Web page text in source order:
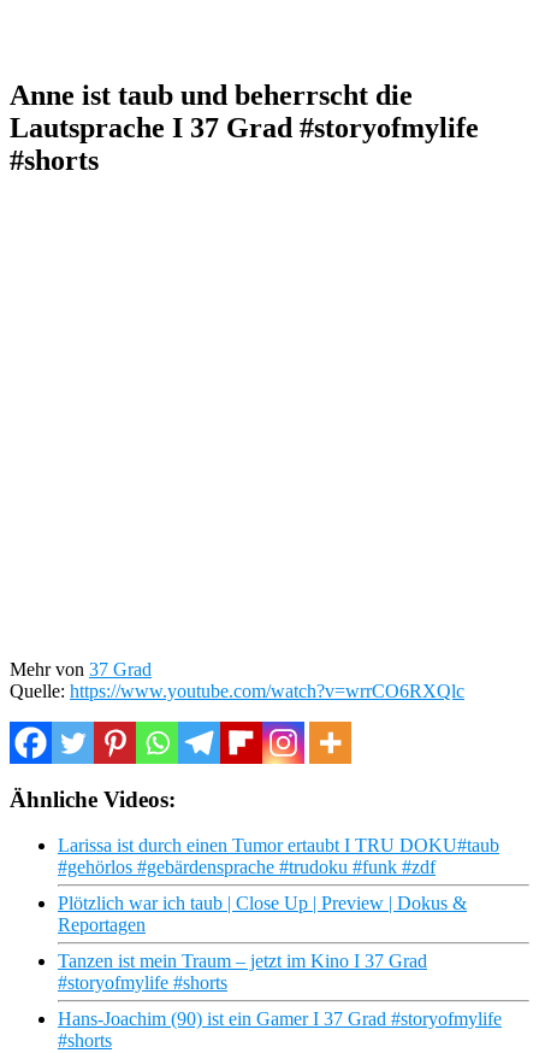
Anne ist taub und beherrscht die
Lautsprache I 37 Grad #storyofmylife
#shorts
Mehr von 37 Grad
Quelle: https://www.youtube.com/watch?v=wrrCO6RXQlc
Ähnliche Videos:
Larissa ist durch einen Tumor ertaubt I TRU DOKU#taub
#gehörlos #gebärdensprache #trudoku #funk #zdf
Plötzlich war ich taub | Close Up | Preview | Dokus &
Reportagen
Tanzen ist mein Traum – jetzt im Kino I 37 Grad
#storyofmylife #shorts
Hans-Joachim (90) ist ein Gamer I 37 Grad #storyofmylife
#shorts